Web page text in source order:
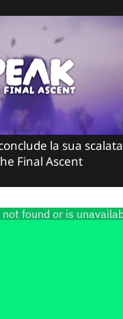
la sua scalata
Final Ascent